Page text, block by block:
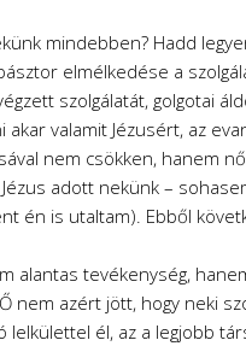
mindebben? Hadd
elmélkedése a
szolgálatát, golgotai
akar valamit Jézusért, az
nem csökken, hanem
adott nekünk –
én is utaltam). Ebből
alantas tevékenység,
nem azért jött, hogy neki
lelkülettel él, az a legjobb